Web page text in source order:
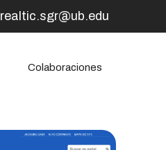
realtic.sgr@ub.edu
Colaboraciones